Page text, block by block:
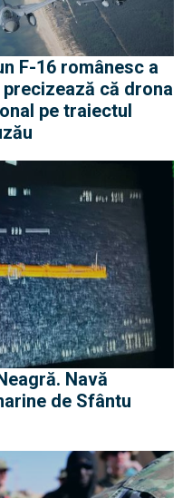
F-16 românesc a
că drona
pe traiectul
Navă
de Sfântu